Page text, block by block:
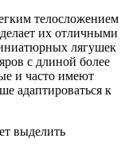
телосложением
их отличными
лягушек
с длиной более
и часто имеют
адаптироваться к
выделить